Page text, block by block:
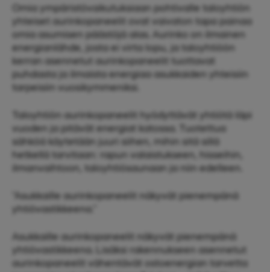
Omia ympäristövaikutuksiaan pohtivalle taloyhtiön
yhteiset aurinkopaneelit ovat vaivaton tapa painaa
omia asumisen päästöjä alas. Aurinko on ilmainen
energianlähde, josta ei virta lopu, ja taloyhtiöön
kerran asennetut aurinkopaneelit tuottavat
puhdasta ja ilmaista energiaa asukkaiden yhteisiin
tarpeisiin vuosikymmeniksi.
Taloyhtiön aurinkopaneelit hyödyttävät yhtiötä läpi
vuoden ja pitävät energiat katossa. Tuotettua
sähköä käytetään juuri siihen, mihin sitä sillä
hetkellä tarvitaan: rapun valaistukseen, hisseihin,
ilmanvaihtoon, taloyhtiösaunaan ja niin edelleen.
"Asukkaille aurinkopaneelit näkyvät pienempänä
yhtiövastikkeena."
Asukkaille aurinkopaneelit näkyvät pienempänä
yhtiövastikkeena.
Lisäksi rakennukseen asennetut
aurinkopaneelit vähentävät ostoenergian tarvetta